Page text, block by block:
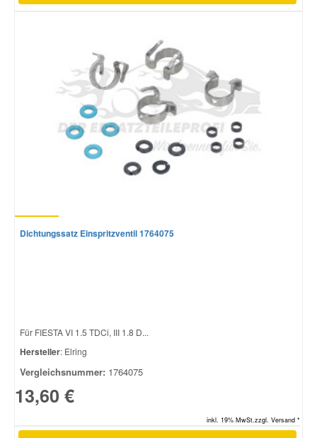
Dichtungssatz Einspritzventil 1764075
Für FIESTA VI 1.5 TDCi, III 1.8 D...
Hersteller: Elring
Vergleichsnummer: 1764075
13,60 €
inkl. 19% MwSt.zzgl. Versand *